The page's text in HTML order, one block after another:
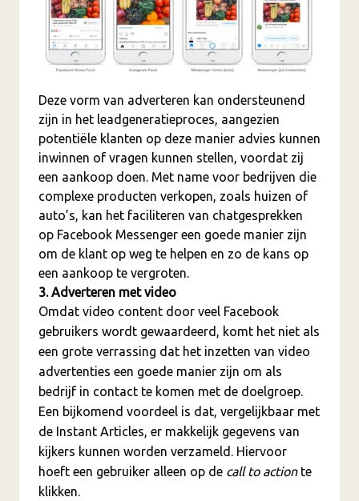
Deze vorm van adverteren kan ondersteunend
zijn in het leadgeneratieproces, aangezien
potentiële klanten op deze manier advies kunnen
inwinnen of vragen kunnen stellen, voordat zij
een aankoop doen. Met name voor bedrijven die
complexe producten verkopen, zoals huizen of
auto’s, kan het faciliteren van chatgesprekken
op Facebook Messenger een goede manier zijn
om de klant op weg te helpen en zo de kans op
een aankoop te vergroten.
3. Adverteren met video
Omdat video content door veel Facebook
gebruikers wordt gewaardeerd, komt het niet als
een grote verrassing dat het inzetten van video
advertenties een goede manier zijn om als
bedrijf in contact te komen met de doelgroep.
Een bijkomend voordeel is dat, vergelijkbaar met
de Instant Articles, er makkelijk gegevens van
kijkers kunnen worden verzameld. Hiervoor
hoeft een gebruiker alleen op de call to actionte
klikken.